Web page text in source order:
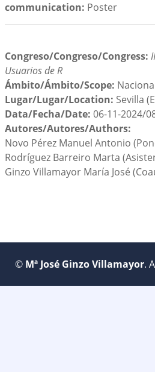
communication: Poster
Congreso/Congreso/Congress:
Usuarios de R
Ámbito/Ámbito/Scope:
Lugar/Lugar/Location: Sevilla
Data/Fecha/Date: 06-11-2024/
Autores/Autores/Authors:
Novo Pérez Manuel Antonio
Rodríguez Barreiro Marta
Ginzo Villamayor María José
© Mª José Ginzo Villamayor.